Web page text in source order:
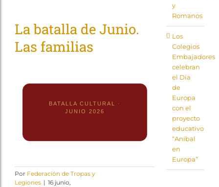
La batalla de Junio.
Las familias
BATALLA CULTURAL ·
JUNIO 2026
Por Federación de Tropas y
Legiones | 16 junio,
y
Romanos
Los
Colegios
Embajadores
celebran
el Día
de
Europa
con el
proyecto
educativo
“Aníbal
en
Europa”